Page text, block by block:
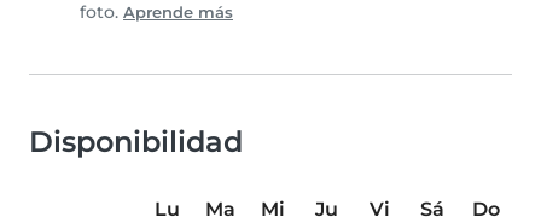
foto. Aprende más
Disponibilidad
Lu Ma Mi Ju Vi Sá
Do